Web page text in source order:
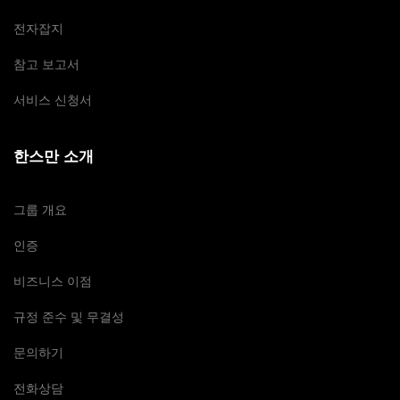
전자잡지
참고 보고서
서비스 신청서
한스만 소개
그룹 개요
인증
비즈니스 이점
규정 준수 및 무결성
문의하기
전화상담